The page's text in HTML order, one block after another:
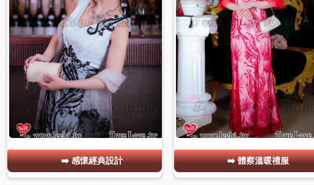
感懷經典設計 體察溫暖禮服